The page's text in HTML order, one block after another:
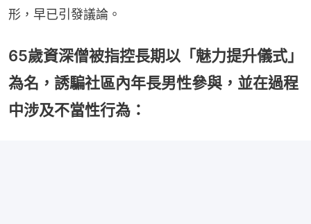
形，早已引發議論。
65歲資深僧被指控長期以「魅力提升儀式」
為名，誘騙社區內年長男性參與，並在過程
中涉及不當性行為：